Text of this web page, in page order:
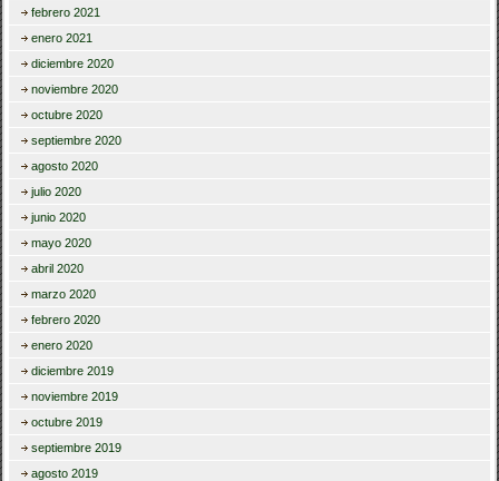
febrero 2021
enero 2021
diciembre 2020
noviembre 2020
octubre 2020
septiembre 2020
agosto 2020
julio 2020
junio 2020
mayo 2020
abril 2020
marzo 2020
febrero 2020
enero 2020
diciembre 2019
noviembre 2019
octubre 2019
septiembre 2019
agosto 2019